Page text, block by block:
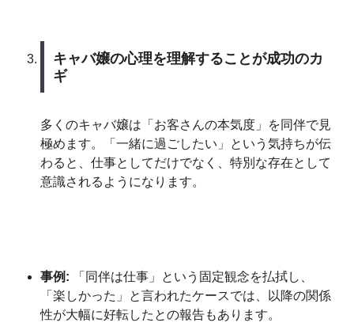
キャバ嬢の心理を理解することが成功のカ
ギ
多くのキャバ嬢は「お客さんの本気度」を同伴で見
極めます。「一緒に過ごしたい」という気持ちが伝
わると、仕事としてだけでなく、特別な存在として
意識されるようになります。
事例: 「同伴は仕事」という固定観念を払拭し、
「楽しかった」と言われたケースでは、以降の関係
性が大幅に好転したとの報告もあります。